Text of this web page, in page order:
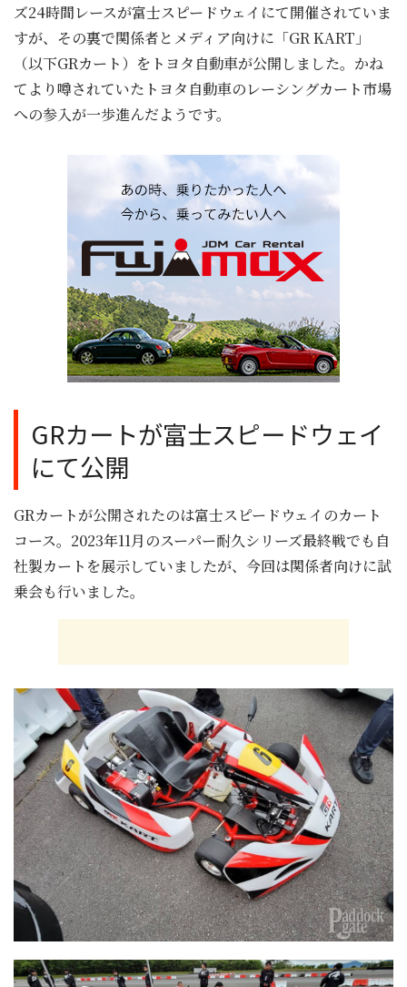
ズ24時間レースが富士スピードウェイにて開催されていま
すが、その裏で関係者とメディア向けに「GR KART」
（以下GRカート）をトヨタ自動車が公開しました。かね
てより噂されていたトヨタ自動車のレーシングカート市場
への参入が一歩進んだようです。
GRカートが富士スピードウェイ
にて公開
GRカートが公開されたのは富士スピードウェイのカート
コース。2023年11月のスーパー耐久シリーズ最終戦でも自
社製カートを展示していましたが、今回は関係者向けに試
乗会も行いました。